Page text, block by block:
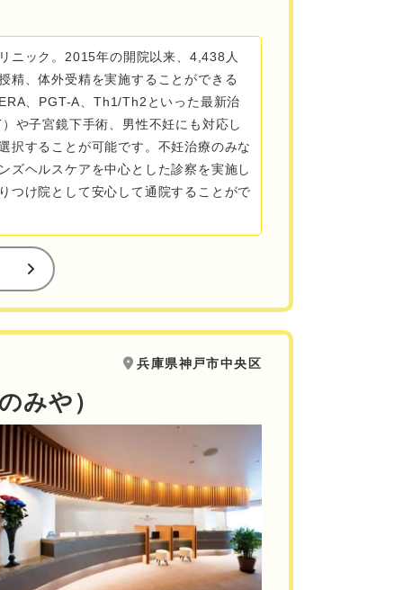
ニック。2015年の開院以来、4,438人
精、体外受精を実施することができる
、PGT-A、Th1/Th2といった最新治
や子宮鏡下手術、男性不妊にも対応し
択することが可能です。不妊治療のみな
ズヘルスケアを中心とした診察を実施し
つけ院として安心して通院することがで
兵庫県神戸市中央区
みや）